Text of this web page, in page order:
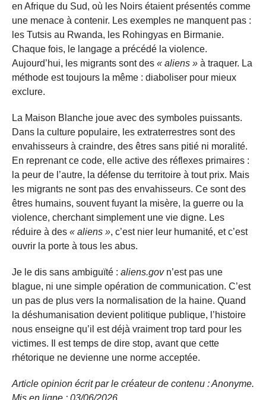
en Afrique du Sud, où les Noirs étaient présentés comme
une menace à contenir. Les exemples ne manquent pas :
les Tutsis au Rwanda, les Rohingyas en Birmanie.
Chaque fois, le langage a précédé la violence.
Aujourd’hui, les migrants sont des « aliens » à traquer. La
méthode est toujours la même : diaboliser pour mieux
exclure.
La Maison Blanche joue avec des symboles puissants.
Dans la culture populaire, les extraterrestres sont des
envahisseurs à craindre, des êtres sans pitié ni moralité.
En reprenant ce code, elle active des réflexes primaires :
la peur de l’autre, la défense du territoire à tout prix. Mais
les migrants ne sont pas des envahisseurs. Ce sont des
êtres humains, souvent fuyant la misère, la guerre ou la
violence, cherchant simplement une vie digne. Les
réduire à des « aliens », c’est nier leur humanité, et c’est
ouvrir la porte à tous les abus.
Je le dis sans ambiguïté : aliens.govn’est pas une
blague, ni une simple opération de communication. C’est
un pas de plus vers la normalisation de la haine. Quand
la déshumanisation devient politique publique, l’histoire
nous enseigne qu’il est déjà vraiment trop tard pour les
victimes. Il est temps de dire stop, avant que cette
rhétorique ne devienne une norme acceptée.
Article opinion écrit par le créateur de contenu : Anonyme.
Mis en ligne : 03/06/2026